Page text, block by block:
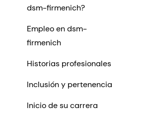
dsm-firmenich?
Empleo en dsm-
firmenich
Historias profesionales
Inclusión y pertenencia
Inicio de su carrera